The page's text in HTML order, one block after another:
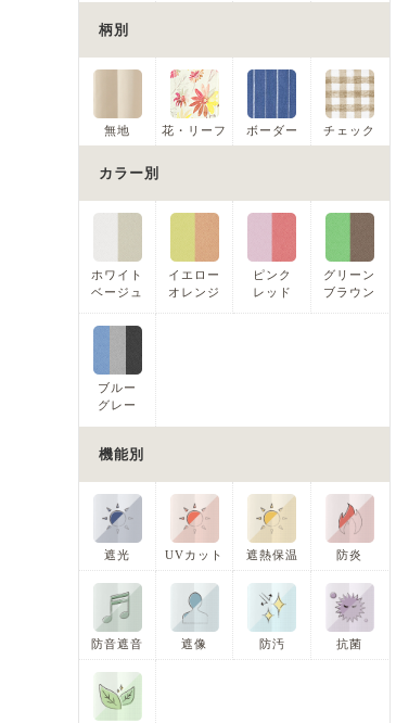
柄別
無地 花・リーフ ボーダー チェック
カラー別
ホワイト
ベージュ
イエロー
オレンジ
ピンク
レッド
グリーン
ブラウン
ブルー
グレー
機能別
遮光 UVカット 遮熱保温 防炎
防音遮音 遮像 防汚 抗菌